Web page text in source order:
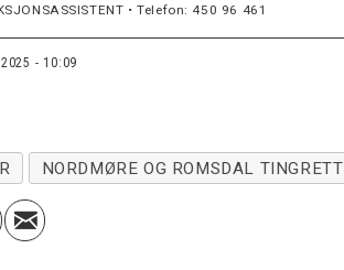
• Telefon: 450 96 461
- 10:09
NORDMØRE OG ROMSDAL TINGRETT